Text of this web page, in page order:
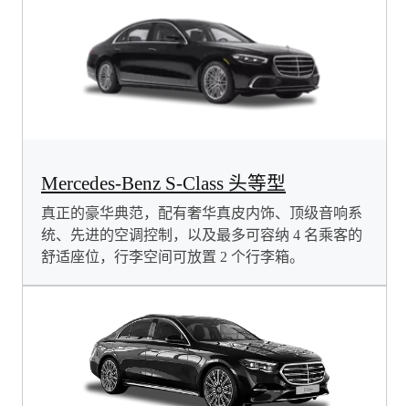
Mercedes-Benz S-Class 头等型
真正的豪华典范，配有奢华真皮内饰、顶级音响系
统、先进的空调控制，以及最多可容纳 4 名乘客的
舒适座位，行李空间可放置 2 个行李箱。